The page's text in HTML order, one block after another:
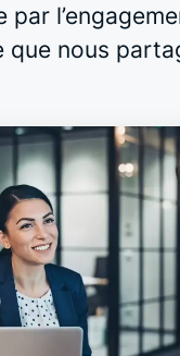
par
que nous